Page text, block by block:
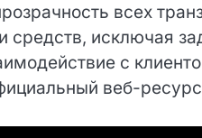
ЦБ РФ.
всех
средств, исключая
с